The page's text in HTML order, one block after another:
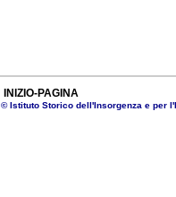
INIZIO-PAGINA
© Istituto Storico dell'Insorgenza e per